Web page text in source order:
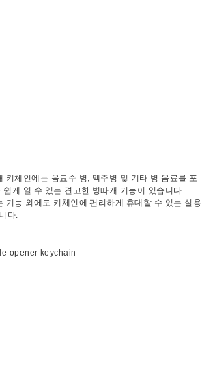
키체인에는 음료수 병, 맥주병 및 기타 병 음료를 포
쉽게 열 수 있는 견고한 병따개 기능이 있습니다.
기능 외에도 키체인에 편리하게 휴대할 수 있는 실용
다.